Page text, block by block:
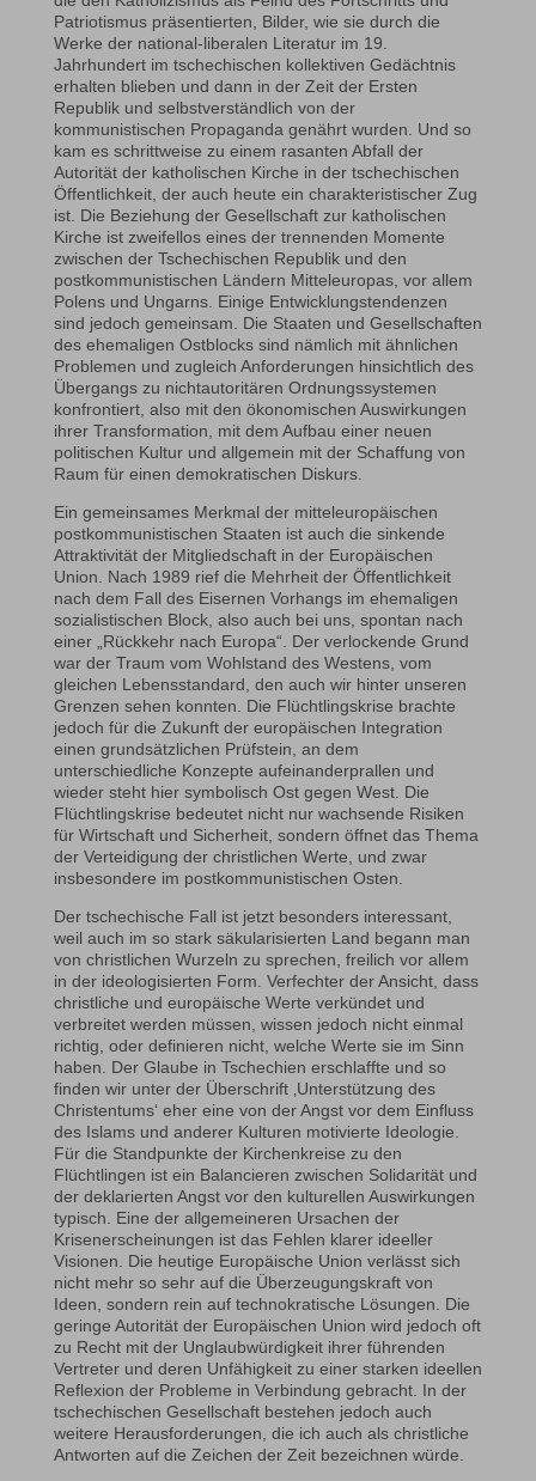
Patriotismus präsentierten, Bilder, wie sie durch die
Werke der national-liberalen Literatur im 19.
Jahrhundert im tschechischen kollektiven Gedächtnis
erhalten blieben und dann in der Zeit der Ersten
Republik und selbstverständlich von der
kommunistischen Propaganda genährt wurden. Und so
kam es schrittweise zu einem rasanten Abfall der
Autorität der katholischen Kirche in der tschechischen
Öffentlichkeit, der auch heute ein charakteristischer Zug
ist. Die Beziehung der Gesellschaft zur katholischen
Kirche ist zweifellos eines der trennenden Momente
zwischen der Tschechischen Republik und den
postkommunistischen Ländern Mitteleuropas, vor allem
Polens und Ungarns. Einige Entwicklungstendenzen
sind jedoch gemeinsam. Die Staaten und Gesellschaften
des ehemaligen Ostblocks sind nämlich mit ähnlichen
Problemen und zugleich Anforderungen hinsichtlich des
Übergangs zu nichtautoritären Ordnungssystemen
konfrontiert, also mit den ökonomischen Auswirkungen
ihrer Transformation, mit dem Aufbau einer neuen
politischen Kultur und allgemein mit der Schaffung von
Raum für einen demokratischen Diskurs.
Ein gemeinsames Merkmal der mitteleuropäischen
postkommunistischen Staaten ist auch die sinkende
Attraktivität der Mitgliedschaft in der Europäischen
Union. Nach 1989 rief die Mehrheit der Öffentlichkeit
nach dem Fall des Eisernen Vorhangs im ehemaligen
sozialistischen Block, also auch bei uns, spontan nach
einer „Rückkehr nach Europa“. Der verlockende Grund
war der Traum vom Wohlstand des Westens, vom
gleichen Lebensstandard, den auch wir hinter unseren
Grenzen sehen konnten. Die Flüchtlingskrise brachte
jedoch für die Zukunft der europäischen Integration
einen grundsätzlichen Prüfstein, an dem
unterschiedliche Konzepte aufeinanderprallen und
wieder steht hier symbolisch Ost gegen West. Die
Flüchtlingskrise bedeutet nicht nur wachsende Risiken
für Wirtschaft und Sicherheit, sondern öffnet das Thema
der Verteidigung der christlichen Werte, und zwar
insbesondere im postkommunistischen Osten.
Der tschechische Fall ist jetzt besonders interessant,
weil auch im so stark säkularisierten Land begann man
von christlichen Wurzeln zu sprechen, freilich vor allem
in der ideologisierten Form. Verfechter der Ansicht, dass
christliche und europäische Werte verkündet und
verbreitet werden müssen, wissen jedoch nicht einmal
richtig, oder definieren nicht, welche Werte sie im Sinn
haben. Der Glaube in Tschechien erschlaffte und so
finden wir unter der Überschrift ‚Unterstützung des
Christentums‘ eher eine von der Angst vor dem Einfluss
des Islams und anderer Kulturen motivierte Ideologie.
Für die Standpunkte der Kirchenkreise zu den
Flüchtlingen ist ein Balancieren zwischen Solidarität und
der deklarierten Angst vor den kulturellen Auswirkungen
typisch. Eine der allgemeineren Ursachen der
Krisenerscheinungen ist das Fehlen klarer ideeller
Visionen. Die heutige Europäische Union verlässt sich
nicht mehr so sehr auf die Überzeugungskraft von
Ideen, sondern rein auf technokratische Lösungen. Die
geringe Autorität der Europäischen Union wird jedoch oft
zu Recht mit der Unglaubwürdigkeit ihrer führenden
Vertreter und deren Unfähigkeit zu einer starken ideellen
Reflexion der Probleme in Verbindung gebracht. In der
tschechischen Gesellschaft bestehen jedoch auch
weitere Herausforderungen, die ich auch als christliche
Antworten auf die Zeichen der Zeit bezeichnen würde.